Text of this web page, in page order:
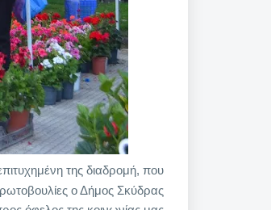
της διαδρομή, που
ο Δήμος Σκύδρας